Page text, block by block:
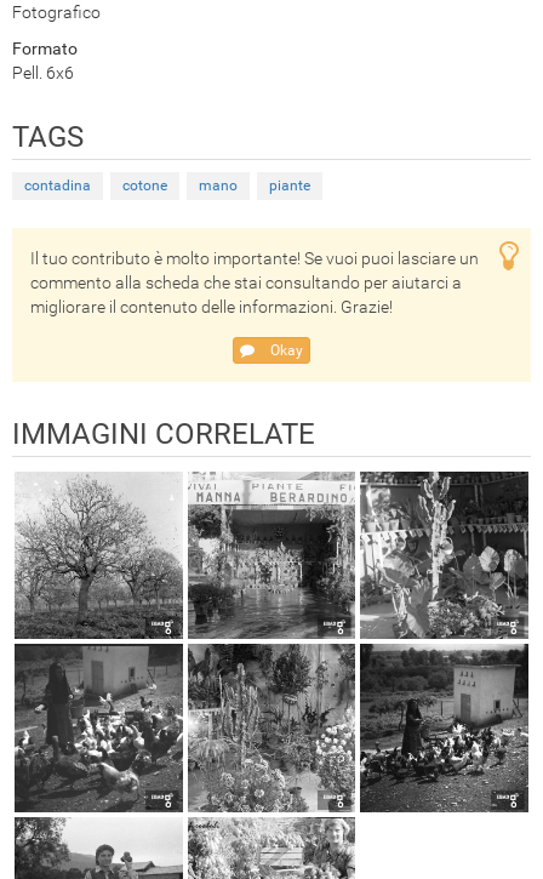
Fotografico
Formato
Pell. 6x6
TAGS
contadina cotone mano piante
Il tuo contributo è molto importante! Se vuoi puoi lasciare un
commento alla scheda che stai consultando per aiutarci a
migliorare il contenuto delle informazioni. Grazie!
Okay
IMMAGINI CORRELATE